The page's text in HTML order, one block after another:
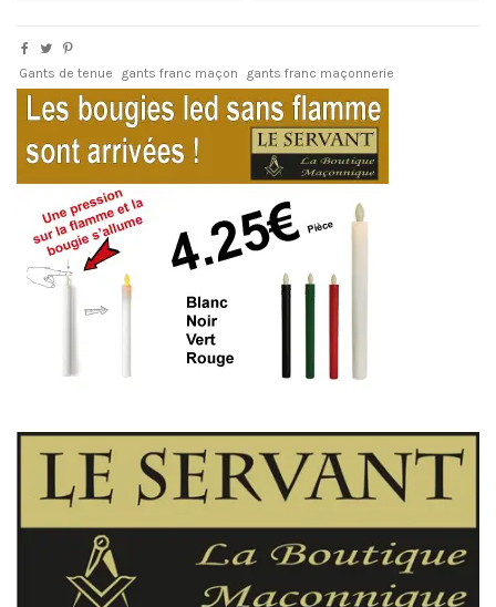
Gants de tenue gants franc maçon gants franc maçonnerie